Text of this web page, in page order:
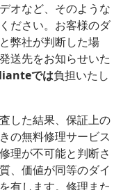
オなど、そのような
ださい。お客様のダ
弊社が判断した場
送先をお知らせいた
では負担いたし
した結果、保証上の
の無料修理サービス
理が不可能と判断さ
、価値が同等のダイ
有します。修理また